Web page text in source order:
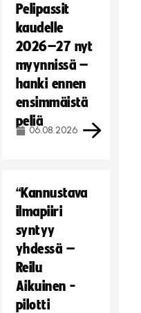
Pelipassit
kaudelle
2026–27 nyt
myynnissä –
hanki ennen
ensimmäistä
peliä
06.08.2026
“Kannustava
ilmapiiri
syntyy
yhdessä –
Reilu
Aikuinen -
pilotti